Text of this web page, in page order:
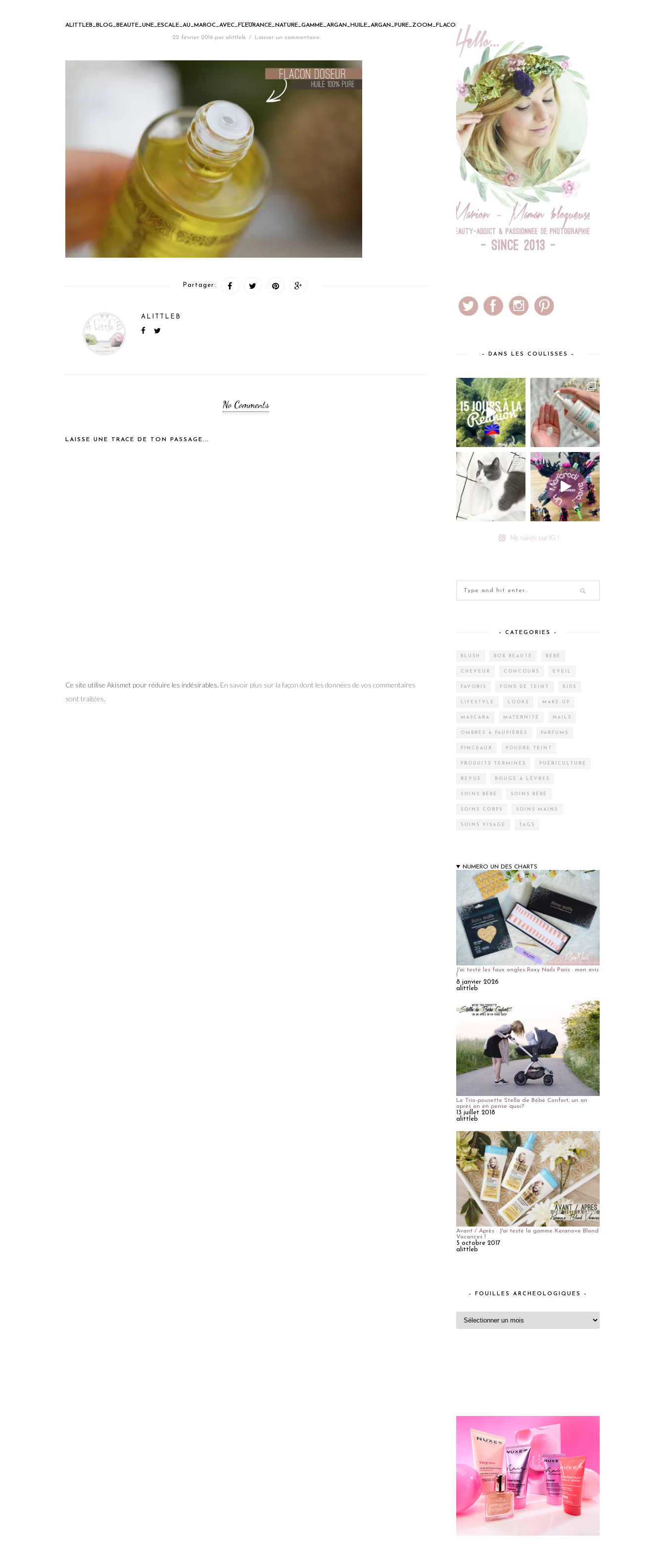
ALITTLEB_BLOG_BEAUTE_UNE_ESCALE_AU_MAROC_AVEC_FLEURANCE_NATURE_GAMME_ARGAN_HUILE_ARGAN_PURE_ZOOM_FLACON
22 février 2016 par alittleb / Laisser un commentaire
Partager:
ALITTLEB
No Comments
LAISSE UNE TRACE DE TON PASSAGE...
Ce site utilise Akismet pour réduire les indésirables. En savoir plus sur la façon dont les données de vos commentaires
sont traitées.
– DANS LES COULISSES –
Me suivre sur IG !
– CATEGORIES –
BLUSH BOX BEAUTÉ BÉBÉ
CHEVEUX CONCOURS EVEIL
FAVORIS FOND DE TEINT KIDS
LIFESTYLE LOOKS MAKE-UP
MASCARA MATERNITÉ NAILS
OMBRES À PAUPIÈRES PARFUMS
PINCEAUX POUDRE TEINT
PRODUITS TERMINÉS PUÉRICULTURE
REVUE ROUGE À LÈVRES
SOINS BÉBÉ SOINS BÉBÉ
SOINS CORPS SOINS MAINS
SOINS VISAGE TAGS
NUMERO UN DES CHARTS
J'ai testé les faux ongles Roxy Nails Paris : mon avis
!
8 janvier 2026
alittleb
Le Trio-pousette Stella de Bébé Confort, un an
après on en pense quoi?
13 juillet 2018
alittleb
Avant / Après : J'ai testé la gamme Keranove Blond
Vacances !
5 octobre 2017
alittleb
– FOUILLES ARCHEOLOGIQUES –